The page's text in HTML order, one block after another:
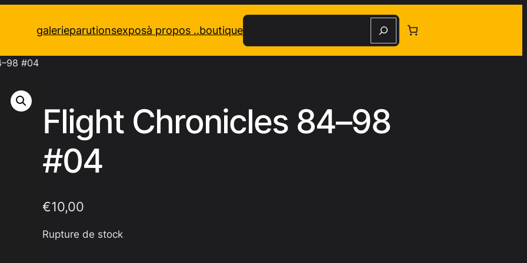
galerieparutionsexposà propos ..boutique
Recherche
#04
Flight Chronicles 84–98
#04
€10,00
Rupture de stock